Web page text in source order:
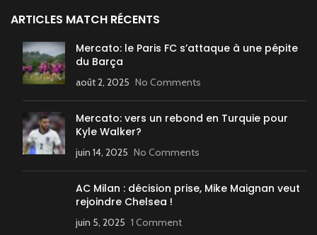
ARTICLES MATCH RÉCENTS
Mercato: le Paris FC s’attaque à une pépite
du Barça
août 2, 2025 No Comments
Mercato: vers un rebond en Turquie pour
Kyle Walker?
juin 14, 2025 No Comments
AC Milan : décision prise, Mike Maignan veut
rejoindre Chelsea !
juin 5, 2025 1 Comment